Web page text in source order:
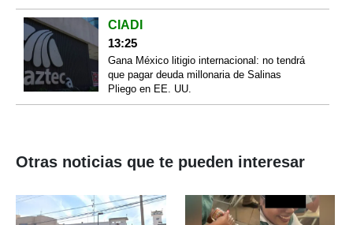
CIADI
13:25
Gana México litigio internacional: no tendrá
que pagar deuda millonaria de Salinas
Pliego en EE. UU.
Otras noticias que te pueden interesar